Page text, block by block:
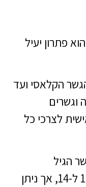
פתרון יעיל
הקלאסי ועד
וגשרים
לצרכי כל
הגיל
האופטימלי להתחלה הוא בין גיל 12 ל-14, אך ניתן